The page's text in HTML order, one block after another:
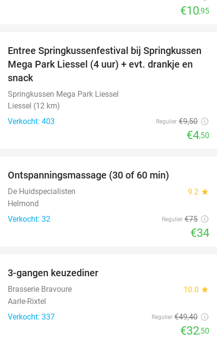
€10,95
53%
Entree Springkussenfestival bij Springkussen
Mega Park Liessel (4 uur) + evt. drankje en
snack
Springkussen Mega Park Liessel
Liessel (12 km)
Verkocht: 403
Regulier €9,50
€4,50
Ontspanningsmassage (30 of 60 min)
De Huidspecialisten 9.2 star
Helmond
Verkocht: 32
Regulier €75
€34
3-gangen keuzediner
Brasserie Bravoure 10.0 star
Aarle-Rixtel
Verkocht: 337
Regulier €49,40
€32,50